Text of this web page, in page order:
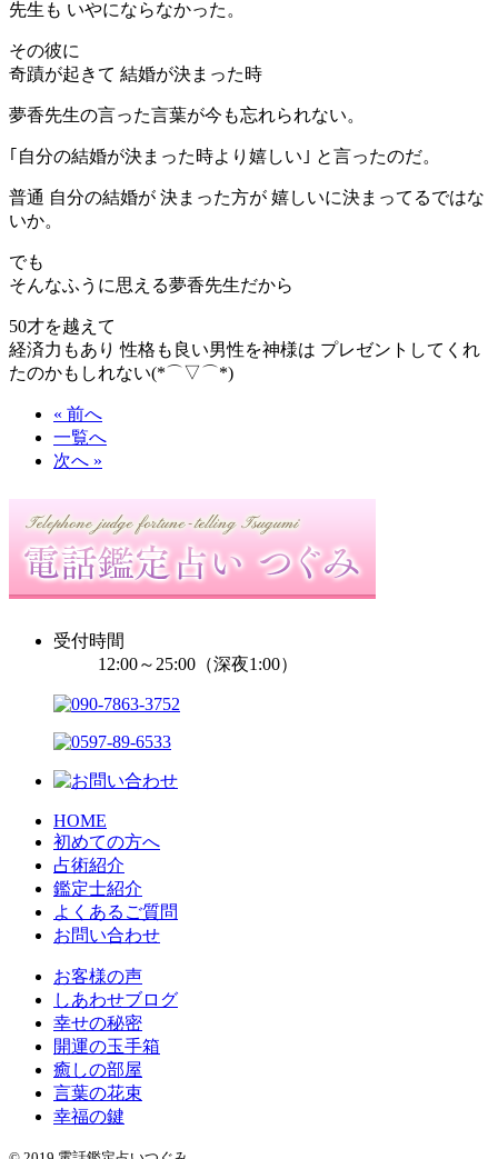
先生も いやにならなかった。
その彼に
奇蹟が起きて 結婚が決まった時
夢香先生の言った言葉が今も忘れられない。
｢自分の結婚が決まった時より嬉しい｣ と言ったのだ。
普通 自分の結婚が 決まった方が 嬉しいに決まってるではな
いか。
でも
そんなふうに思える夢香先生だから
50才を越えて
経済力もあり 性格も良い男性を神様は プレゼントしてくれ
たのかもしれない(*⌒▽⌒*)
« 前へ
一覧へ
次へ »
受付時間
12:00～25:00（深夜1:00）
HOME
初めての方へ
占術紹介
鑑定士紹介
よくあるご質問
お問い合わせ
お客様の声
しあわせブログ
幸せの秘密
開運の玉手箱
癒しの部屋
言葉の花束
幸福の鍵